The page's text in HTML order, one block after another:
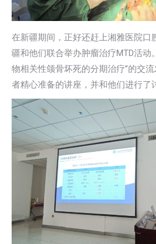
在新疆期间，正好还赶上湘雅医院口
疆和他们联合举办肿瘤治疗MTD活动
物相关性颌骨坏死的分期治疗”的交
者精心准备的讲座，并和他们进行了